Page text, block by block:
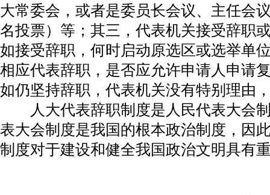
大常委会，或者是委员长会议、主任会
名投票）等；其三，代表机关接受辞职
如接受辞职，何时启动原选区或选举单
相应代表辞职，是否应允许申请人申请
如仍坚持辞职，代表机关没有特别理由
人大代表辞职制度是人民代表大会制
表大会制度是我国的根本政治制度，因
制度对于建设和健全我国政治文明具有